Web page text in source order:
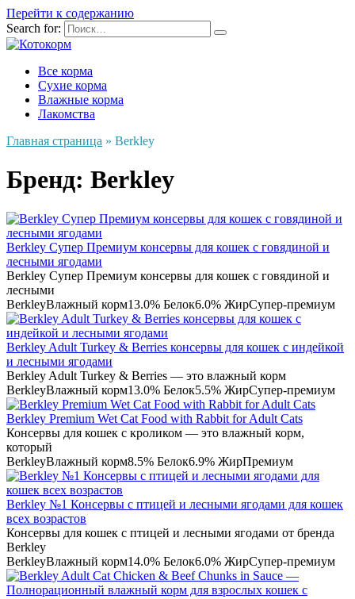
Перейти к содержанию
Search for:
Все корма
Сухие корма
Влажные корма
Лакомства
Главная страница » Berkley
Бренд: Berkley
Berkley Супер Премиум консервы для кошек с говядиной и
лесными ягодами
Berkley Супер Премиум консервы для кошек с говядиной и
лесными
BerkleyВлажный корм13.0% Белок6.0% ЖирСупер-премиум
Berkley Adult Turkey & Berries консервы для кошек с индейкой
и лесными ягодами
Berkley Adult Turkey & Berries — это влажный корм
BerkleyВлажный корм13.0% Белок5.5% ЖирСупер-премиум
Berkley Premium Wet Cat Food with Rabbit for Adult Cats
Консервы для кошек с кроликом — это влажный корм,
который
BerkleyВлажный корм8.5% Белок6.9% ЖирПремиум
Berkley №1 Консервы с птицей и лесными ягодами для кошек
всех возрастов
Консервы для кошек с птицей и лесными ягодами от бренда
Berkley
BerkleyВлажный корм14.0% Белок6.0% ЖирСупер-премиум